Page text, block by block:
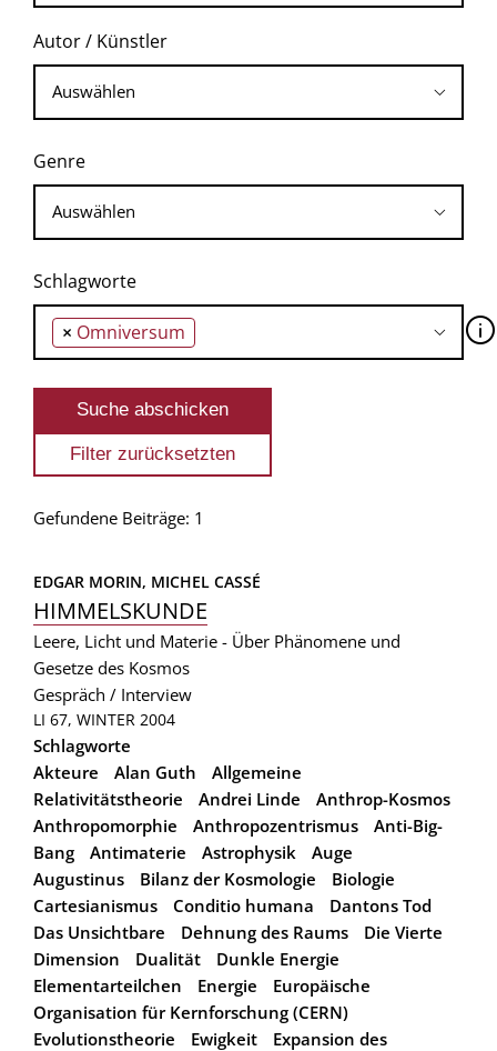
Autor / Künstler
Genre
Schlagworte
× Omniversum 🛈
Gefundene Beiträge: 1
EDGAR MORIN, MICHEL CASSÉ
HIMMELSKUNDE
Leere, Licht und Materie - Über Phänomene und
Gesetze des Kosmos
Gespräch / Interview
LI 67, WINTER 2004
Schlagworte
Akteure
Alan Guth
Allgemeine
Relativitätstheorie
Andrei Linde
Anthrop-Kosmos
Anthropomorphie
Anthropozentrismus
Anti-Big-
Bang
Antimaterie Astrophysik
Auge
Augustinus
Bilanz der Kosmologie
Biologie
Cartesianismus
Conditio humana
Dantons Tod
Das Unsichtbare
Dehnung des Raums
Die Vierte
Dimension
Dualität
Dunkle Energie
Elementarteilchen
Energie
Europäische
Organisation für Kernforschung (CERN)
Evolutionstheorie
Ewigkeit
Expansion des